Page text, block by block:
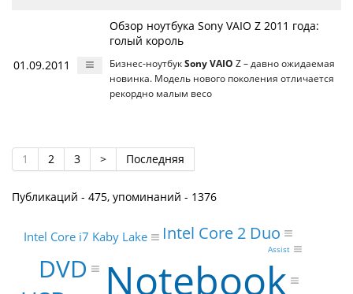
01.09.2011
Обзор ноутбука Sony VAIO Z 2011 года:
голый король
Бизнес-ноутбук Sony VAIO Z – давно ожидаемая
новинка. Модель нового поколения отличается
рекордно малым весо
1 2 3 > Последняя
Публикаций - 475, упоминаний - 1376
Notebook
DVD
Intel Core 2 Duo
Intel Core i7 Kaby Lake
Assist